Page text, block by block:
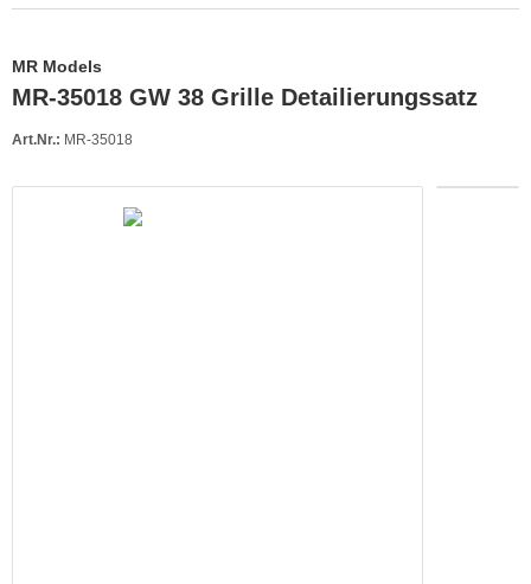
MR Models
MR-35018 GW 38 Grille Detailierungssatz
Art.Nr.: MR-35018